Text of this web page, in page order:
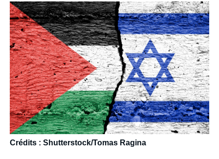
Image
principale
médiatique
Crédits : Shutterstock/Tomas Ragina